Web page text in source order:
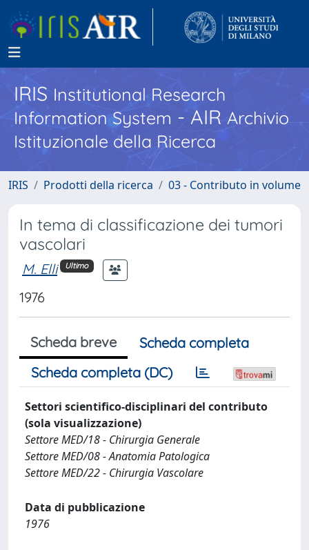
IRISInstitutional Research
Information System - AIR Archivio
Istituzionale della Ricerca
IRIS Prodotti della ricerca 03 - Contributo in volume
In tema di classificazione dei tumori
vascolari
M. Elli Ultimo
1976
Scheda breve
Scheda completa
Scheda completa (DC)
Settori scientifico-disciplinari del contributo
(sola visualizzazione)
Settore MED/18 - Chirurgia Generale
Settore MED/08 - Anatomia Patologica
Settore MED/22 - Chirurgia Vascolare
Data di pubblicazione
1976